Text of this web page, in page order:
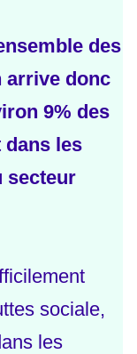
des
arrive donc
9% des
dans les
secteur
sociale,
les